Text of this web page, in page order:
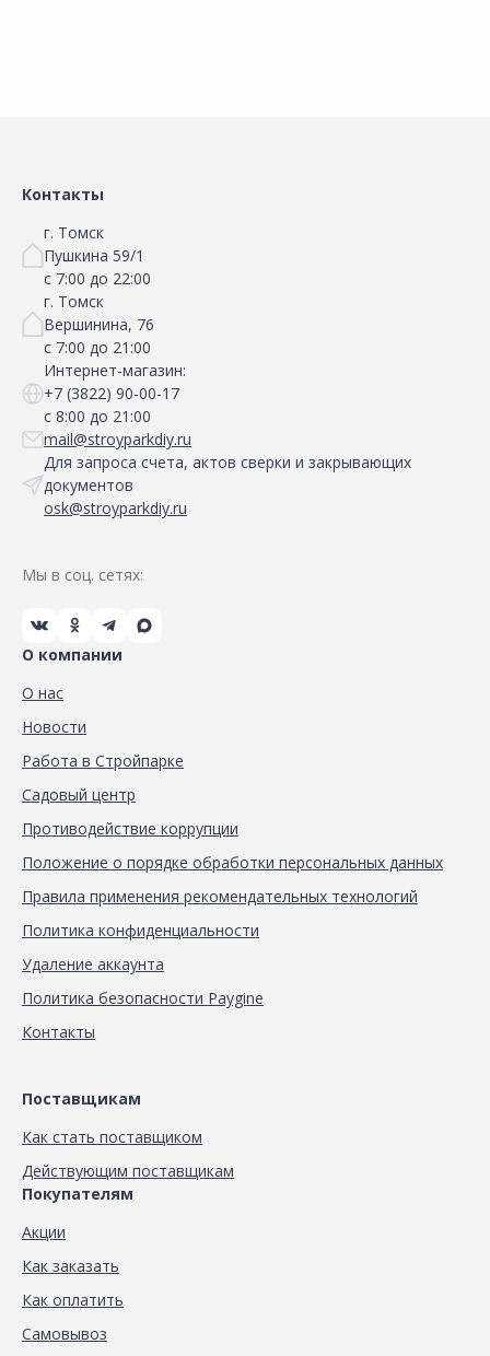
Контакты
г. Томск
Пушкина 59/1
с 7:00 до 22:00
г. Томск
Вершинина, 76
с 7:00 до 21:00
Интернет-магазин:
+7 (3822) 90-00-17
с 8:00 до 21:00
mail@stroyparkdiy.ru
Для запроса счета, актов сверки и закрывающих
документов
osk@stroyparkdiy.ru
Мы в соц. сетях:
О компании
О нас
Новости
Работа в Стройпарке
Садовый центр
Противодействие коррупции
Положение о порядке обработки персональных данных
Правила применения рекомендательных технологий
Политика конфиденциальности
Удаление аккаунта
Политика безопасности Paygine
Контакты
Поставщикам
Как стать поставщиком
Действующим поставщикам
Покупателям
Акции
Как заказать
Как оплатить
Самовывоз